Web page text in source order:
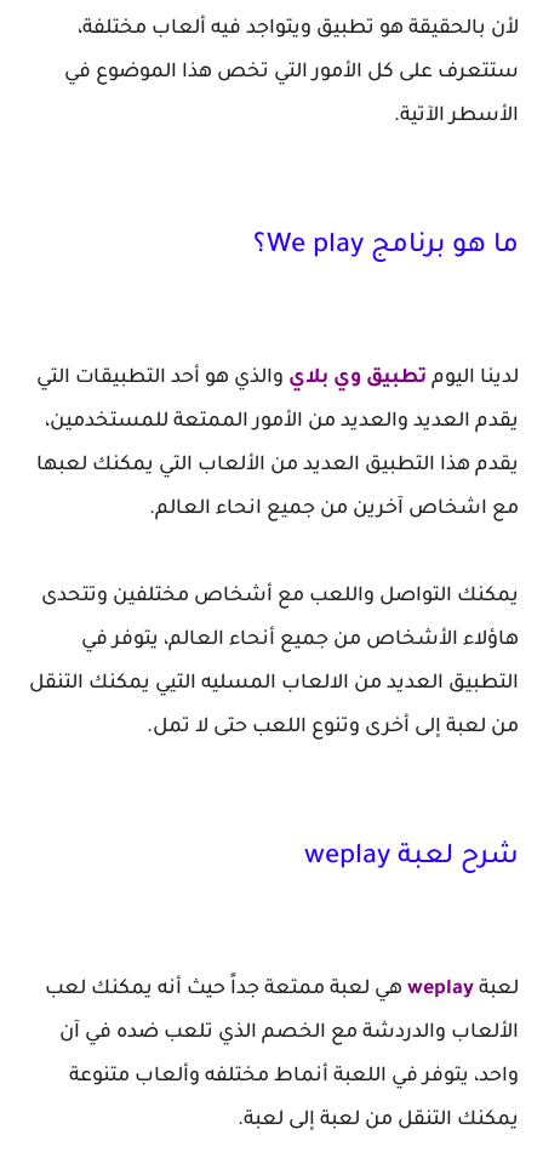
لأن بالحقيقة هو تطبيق ويتواجد فيه ألعاب مختلفة،
ستتعرف على كل الأمور التي تخص هذا الموضوع في
الأسطر الآتية.
ما هو برنامج We play؟
لدينا اليوم تطبيق وي بلاي والذي هو أحد التطبيقات التي
يقدم العديد والعديد من الأمور الممتعة للمستخدمين،
يقدم هذا التطبيق العديد من الألعاب التي يمكنك لعبها
مع اشخاص آخرين من جميع انحاء العالم.
يمكنك التواصل واللعب مع أشخاص مختلفين وتتحدى
هاؤلاء الأشخاص من جميع أنحاء العالم، يتوفر في
التطبيق العديد من الالعاب المسليه التيي يمكنك التنقل
من لعبة إلى أخرى وتنوع اللعب حتى لا تمل.
شرح لعبة weplay
لعبة weplay هي لعبة ممتعة جداً حيث أنه يمكنك لعب
الألعاب والدردشة مع الخصم الذي تلعب ضده في آن
واحد، يتوفر في اللعبة أنماط مختلفه وألعاب متنوعة
يمكنك التنقل من لعبة إلى لعبة.